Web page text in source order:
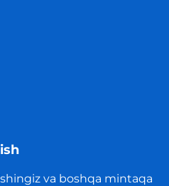
va boshqa mintaqa